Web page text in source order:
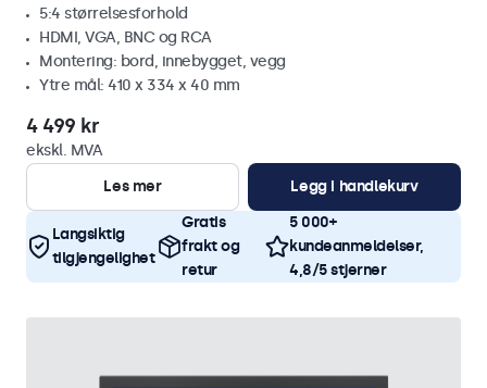
5:4 størrelsesforhold
HDMI, VGA, BNC og RCA
Montering: bord, innebygget, vegg
Ytre mål: 410 x 334 x 40 mm
4 499 kr
ekskl. MVA
Les mer
Legg i handlekurv
Langsiktig
tilgjengelighet
Gratis
frakt og
retur
5 000+
kundeanmeldelser,
4,8/5 stjerner